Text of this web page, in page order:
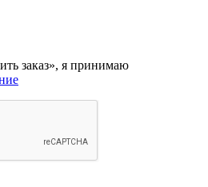
заказ», я принимаю